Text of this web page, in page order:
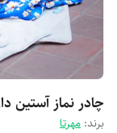
چادر نماز آستین دار
برند: مهرتا